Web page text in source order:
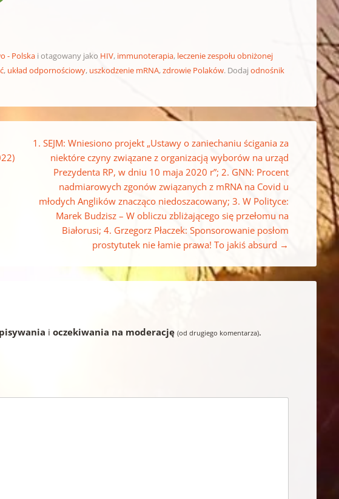
- Polska i otagowany jako HIV, immunoterapia, leczenie zespołu obniżonej
, układ odpornościowy, uszkodzenie mRNA,zdrowie Polaków. Dodajodnośnik
1. SEJM: Wniesiono projekt „Ustawy o zaniechaniu ścigania za
niektóre czyny związane z organizacją wyborów na urząd
Prezydenta RP, w dniu 10 maja 2020 r”; 2. GNN: Procent
nadmiarowych zgonów związanych z mRNA na Covid u
młodych Anglików znacząco niedoszacowany; 3. W Polityce:
Marek Budzisz – W obliczu zbliżającego się przełomu na
Białorusi; 4. Grzegorz Płaczek: Sponsorowanie posłom
prostytutek nie łamie prawa! To jakiś absurd →
ioczekiwania na moderację (od drugiego komentarza).